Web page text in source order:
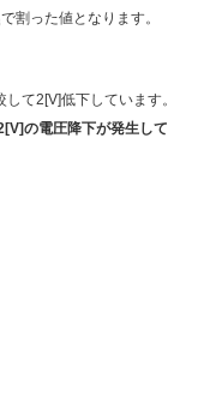
で割った値となります。
て2[V]低下しています。
の電圧降下が発生して